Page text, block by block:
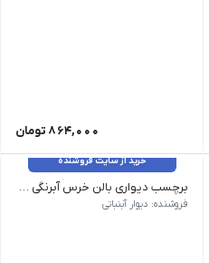
864,000 تومان
خرید از سایت فروشنده
برچسب دیواری بالن خرس آبرنگی کد 1436 وزن 120 گرم سایز: 50 سانت رنگ: بدون تغییر رنگ
فروشنده: دیوار آبنباتی